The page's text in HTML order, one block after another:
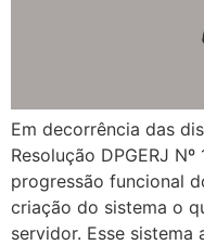
Em decorrência das
Resolução DPGERJ
progressão funcional
criação do sistema o
servidor. Esse